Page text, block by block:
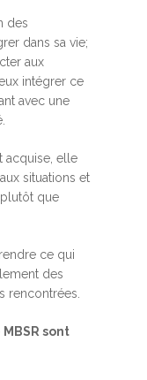
des
dans sa vie;
aux
intégrer ce
avec une
acquise, elle
situations et
que
ce qui
des
rencontrées.
sont